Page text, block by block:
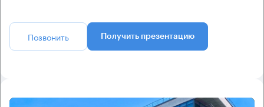
Позвонить Получить презентацию